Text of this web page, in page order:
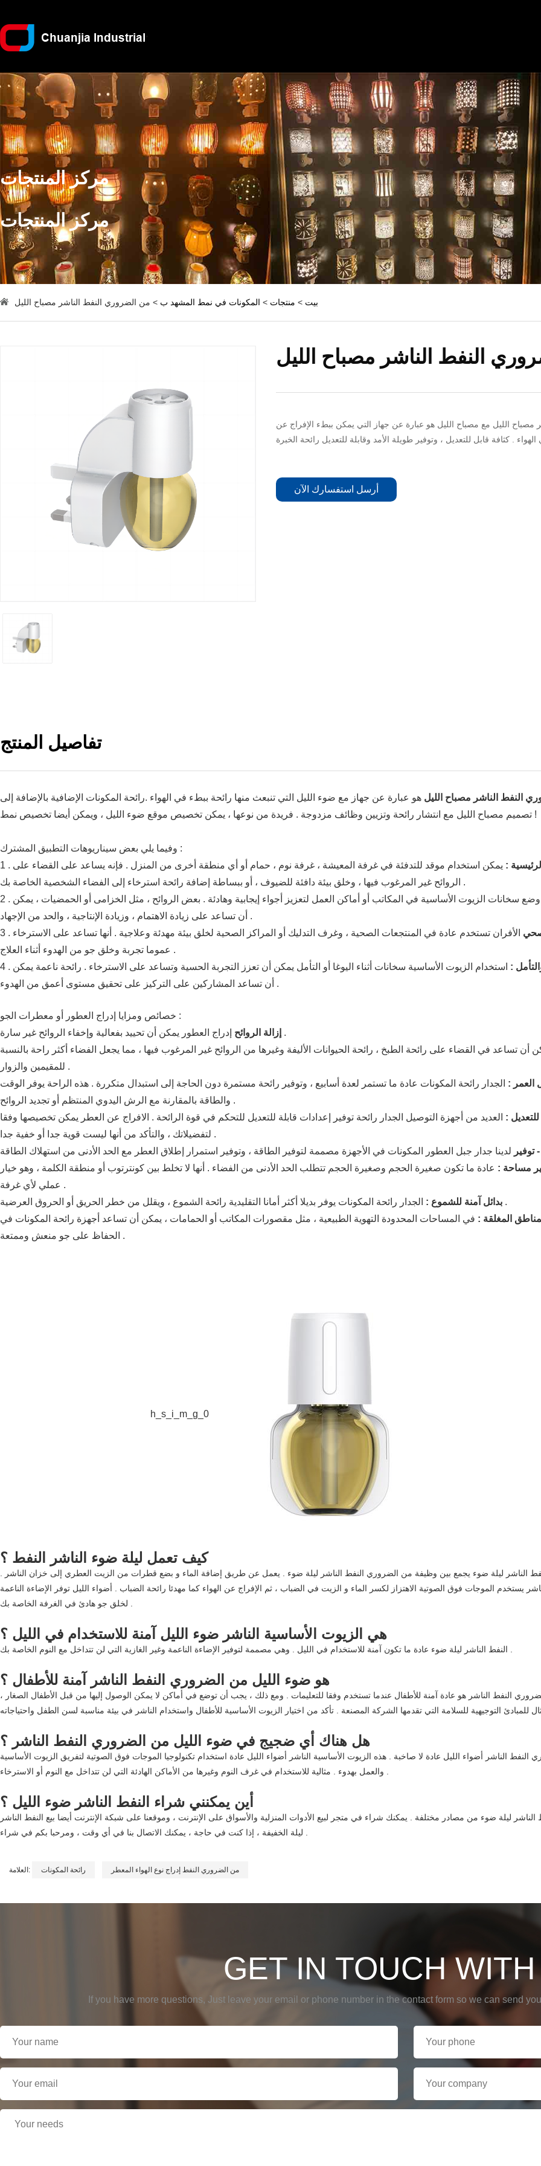
مركز المنتجات
مركز المنتجات
بيت > منتجات > المكونات في نمط المشهد ب > من الضروري النفط الناشر مصباح الليل
النفط الناشر مصباح الليل
مصباح الليل مع مصباح الليل هو عبارة عن جهاز التي يمكن ببطء الإفراج عن
أرسل استفسارك الآن
تفاصيل المنتج
النفط الناشر مصباح الليل هو عبارة عن جهاز مع ضوء الليل التي تنبعث منها رائحة ببطء في الهواء .رائحة المكونات الإضافية بالإضافة إلى
تصميم مصباح الليل مع انتشار رائحة وتزيين وظائف مزدوجة . فريدة من نوعها ، يمكن تخصيص موقع ضوء الليل ، ويمكن أيضا تخصيص نمط !
وفيما يلي بعض سيناريوهات التطبيق المشترك :
1 .
: يمكن استخدام موقد للتدفئة في غرفة المعيشة ، غرفة نوم ، حمام أو أي منطقة أخرى من المنزل . فإنه يساعد على القضاء على
الروائح غير المرغوب فيها ، وخلق بيئة دافئة للضيوف ، أو ببساطة إضافة رائحة استرخاء إلى الفضاء الشخصية الخاصة بك .
2 . سخانات الزيوت الأساسية في المكاتب أو أماكن العمل لتعزيز أجواء إيجابية وهادئة . بعض الروائح ، مثل الخزامى أو الحمضيات ، يمكن
أن تساعد على زيادة الاهتمام ، وزيادة الإنتاجية ، والحد من الإجهاد .
3 . الأفران تستخدم عادة في المنتجعات الصحية ، وغرف التدليك أو المراكز الصحية لخلق بيئة مهدئة وعلاجية . أنها تساعد على الاسترخاء
عموما تجربة وخلق جو من الهدوء أثناء العلاج .
4 .
: استخدام الزيوت الأساسية سخانات أثناء اليوغا أو التأمل يمكن أن تعزز التجربة الحسية وتساعد على الاسترخاء . رائحة ناعمة يمكن
أن تساعد المشاركين على التركيز على تحقيق مستوى أعمق من الهدوء .
خصائص ومزايا إدراج العطور أو معطرات الجو :
إزالة الروائح إدراج العطور يمكن أن تحييد بفعالية وإخفاء الروائح غير سارة .
أن تساعد في القضاء على رائحة الطبخ ، رائحة الحيوانات الأليفة وغيرها من الروائح غير المرغوب فيها ، مما يجعل الفضاء أكثر راحة بالنسبة
للمقيمين والزوار .
العمر : الجدار رائحة المكونات عادة ما تستمر لعدة أسابيع ، وتوفير رائحة مستمرة دون الحاجة إلى استبدال متكررة . هذه الراحة يوفر الوقت
والطاقة بالمقارنة مع الرش اليدوي المنتظم أو تجديد الروائح .
: العديد من أجهزة التوصيل الجدار رائحة توفير إعدادات قابلة للتعديل للتحكم في قوة الرائحة . الافراج عن العطر يمكن تخصيصها وفقا
لتفضيلاتك ، والتأكد من أنها ليست قوية جدا أو خفية جدا .
توفير
مساحة : عادة ما تكون صغيرة الحجم وصغيرة الحجم تتطلب الحد الأدنى من الفضاء . أنها لا تخلط بين كونترتوب أو منطقة الكلمة ، وهو خيار
عملي لأي غرفة .
بدائل آمنة للشموع : الجدار رائحة المكونات يوفر بديلا أكثر أمانا التقليدية رائحة الشموع ، ويقلل من خطر الحريق أو الحروق العرضية .
المغلقة : في المساحات المحدودة التهوية الطبيعية ، مثل مقصورات المكاتب أو الحمامات ، يمكن أن تساعد أجهزة رائحة المكونات في
الحفاظ على جو منعش وممتعة .
h_s_i_m_g_0
كيف تعمل ليلة ضوء الناشر النفط ؟
الناشر ليلة ضوء يجمع بين وظيفة من الضروري النفط الناشر ليلة ضوء . يعمل عن طريق إضافة الماء و بضع قطرات من الزيت العطري إلى خزان الناشر .
يستخدم الموجات فوق الصوتية الاهتزاز لكسر الماء و الزيت في الضباب ، ثم الإفراج عن الهواء كما مهدئا رائحة الضباب . أضواء الليل توفر الإضاءة الناعمة
لخلق جو هادئ في الغرفة الخاصة بك .
هي الزيوت الأساسية الناشر ضوء الليل آمنة للاستخدام في الليل ؟
النفط الناشر ليلة ضوء عادة ما تكون آمنة للاستخدام في الليل . وهي مصممة لتوفير الإضاءة الناعمة وغير الغازية التي لن تتداخل مع النوم الخاصة بك .
هو ضوء الليل من الضروري النفط الناشر آمنة للأطفال ؟
النفط الناشر هو عادة آمنة للأطفال عندما تستخدم وفقا للتعليمات . ومع ذلك ، يجب أن توضع في أماكن لا يمكن الوصول إليها من قبل الأطفال الصغار ،
هل هناك أي ضجيج في ضوء الليل من الضروري النفط الناشر ؟
النفط الناشر أضواء الليل عادة لا صاخبة . هذه الزيوت الأساسية الناشر أضواء الليل عادة استخدام تكنولوجيا الموجات فوق الصوتية لتفريق الزيوت الأساسية
والعمل بهدوء . مثالية للاستخدام في غرف النوم وغيرها من الأماكن الهادئة التي لن تتداخل مع النوم أو الاسترخاء .
أين يمكنني شراء النفط الناشر ضوء الليل ؟
ليلة ضوء من مصادر مختلفة . يمكنك شراء في متجر لبيع الأدوات المنزلية والأسواق على الإنترنت ، وموقعنا على شبكة الإنترنت أيضا بيع النفط الناشر
ليلة الخفيفة ، إذا كنت في حاجة ، يمكنك الاتصال بنا في أي وقت ، ومرحبا بكم في شراء .
العلامة: رائحة المكونات من الضروري النفط إدراج نوع الهواء المعطر
GET IN TOUCH
If you have more questions, Just leave your email or phone number in the contact form so we can send